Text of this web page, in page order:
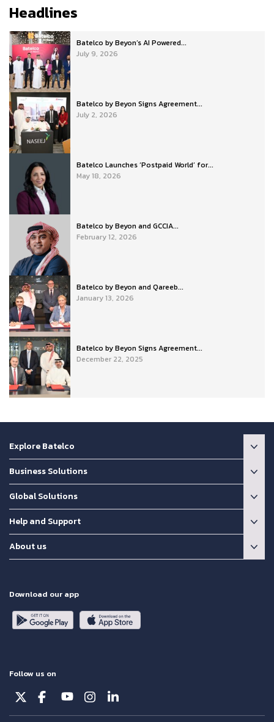
Headlines
Batelco by Beyon’s AI Powered...
July 9, 2026
Batelco by Beyon Signs Agreement...
July 2, 2026
Batelco Launches ‘Postpaid World’ for...
May 18, 2026
Batelco by Beyon and GCCIA...
February 12, 2026
Batelco by Beyon and Qareeb...
January 13, 2026
Batelco by Beyon Signs Agreement...
December 22, 2025
Explore Batelco
Business Solutions
Global Solutions
Help and Support
About us
Download our app
Follow us on